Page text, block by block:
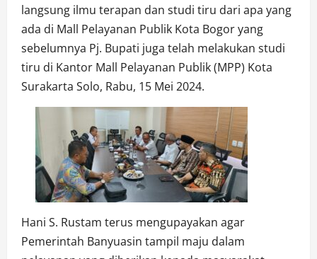
langsung ilmu terapan dan studi tiru dari apa yang
ada di Mall Pelayanan Publik Kota Bogor yang
sebelumnya Pj. Bupati juga telah melakukan studi
tiru di Kantor Mall Pelayanan Publik (MPP) Kota
Surakarta Solo, Rabu, 15 Mei 2024.
Hani S. Rustam terus mengupayakan agar
Pemerintah Banyuasin tampil maju dalam